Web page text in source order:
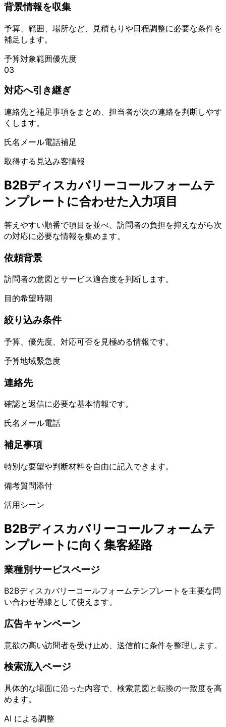
背景情報を収集
予算、範囲、場所など、見積もりや日程調整に必要な条件を
補足します。
予算対象範囲優先度
03
対応へ引き継ぎ
連絡先と補足事項をまとめ、担当者が次の連絡を判断しやす
くします。
氏名 メール電話補足
取得する見込み客情報
B2Bディスカバリーコールフォームテ
ンプレートに合わせた入力項目
答えやすい順番で項目を並べ、訪問者の負担を抑えながら次
の対応に必要な情報を集めます。
依頼背景
訪問者の意図とサービス適合度を判断します。
目的希望時期
絞り込み条件
予算、優先度、対応可否を見極める情報です。
予算地域緊急度
連絡先
確認と返信に必要な基本情報です。
氏名 メール電話
補足事項
特別な要望や判断材料を自由に記入できます。
備考質問添付
活用シーン
B2Bディスカバリーコールフォームテ
ンプレートに向く集客経路
業種別サービスページ
B2Bディスカバリーコールフォームテンプレートを主要な問
い合わせ導線として使えます。
広告キャンペーン
意欲の高い訪問者を受け止め、送信前に条件を整理します。
検索流入ページ
具体的な場面に沿った内容で、検索意図と転換の一致度を高
めます。
AI による調整